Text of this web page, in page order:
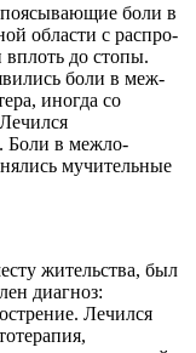
боли в
области с распро­
вплоть до стопы.
боли в меж­
иногда со
Боли в межло­
мучительные
жительства, был
диагноз:
Лечился